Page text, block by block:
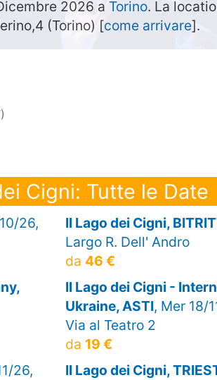
2026 a Torino. La
(Torino) [come arrivare].
Cigni: Tutte le Date
26,
Il Lago dei Cigni,
Largo R. Dell' Andro
da 46 €
Il Lago dei Cigni -
Ukraine, ASTI, Mer 18/
Via al Teatro 2
da 19 €
26,
Il Lago dei Cigni,